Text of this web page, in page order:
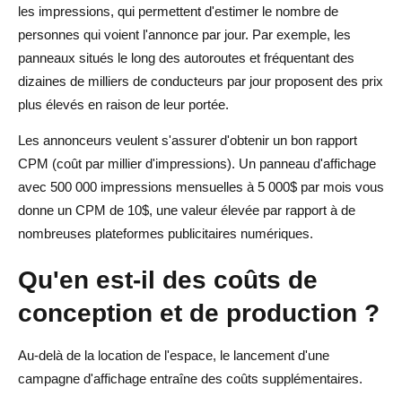
les impressions, qui permettent d'estimer le nombre de
personnes qui voient l'annonce par jour. Par exemple, les
panneaux situés le long des autoroutes et fréquentant des
dizaines de milliers de conducteurs par jour proposent des prix
plus élevés en raison de leur portée.
Les annonceurs veulent s'assurer d'obtenir un bon rapport
CPM (coût par millier d'impressions). Un panneau d'affichage
avec 500 000 impressions mensuelles à 5 000$ par mois vous
donne un CPM de 10$, une valeur élevée par rapport à de
nombreuses plateformes publicitaires numériques.
Qu'en est-il des coûts de
conception et de production ?
Au-delà de la location de l'espace, le lancement d'une
campagne d'affichage entraîne des coûts supplémentaires.